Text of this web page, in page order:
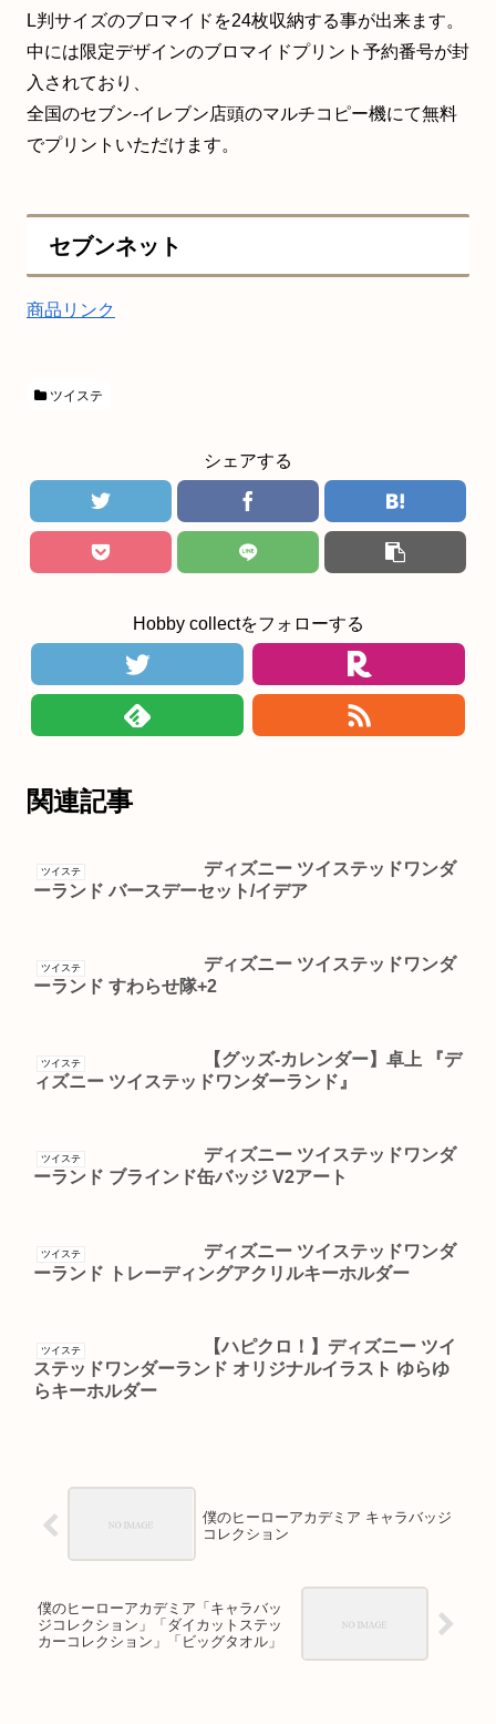
L判サイズのブロマイドを24枚収納する事が出来ます。
中には限定デザインのブロマイドプリント予約番号が封
入されており、
全国のセブン‐イレブン店頭のマルチコピー機にて無料
でプリントいただけます。
セブンネット
商品リンク
ツイステ
シェアする
Hobby collectをフォローする
関連記事
ツイステ
ディズニー ツイステッドワンダ
ーランド バースデーセット/イデア
ツイステ
ディズニー ツイステッドワンダ
ーランド すわらせ隊+2
ツイステ
【グッズ-カレンダー】卓上 『デ
ィズニー ツイステッドワンダーランド』
ツイステ
ディズニー ツイステッドワンダ
ーランド ブラインド缶バッジ V2アート
ツイステ
ディズニー ツイステッドワンダ
ーランド トレーディングアクリルキーホルダー
ツイステ
【ハピクロ！】ディズニー ツイ
ステッドワンダーランド オリジナルイラスト ゆらゆ
らキーホルダー
僕のヒーローアカデミア キャラバッジ
コレクション
僕のヒーローアカデミア「キャラバッ
ジコレクション」「ダイカットステッ
カーコレクション」「ビッグタオル」